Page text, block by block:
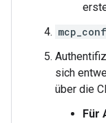
sich
über die
Für